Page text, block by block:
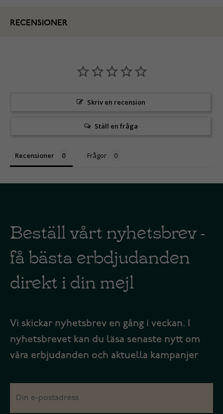
RECENSIONER
Skriv en recension
Ställ en fråga
Recensioner Frågor
Beställ vårt nyhetsbrev -
få bästa erbdjudanden
direkt i din mejl
Vi skickar nyhetsbrev en gång i veckan. I
nyhetsbrevet kan du läsa senaste nytt om
våra erbjudanden och aktuella kampanjer